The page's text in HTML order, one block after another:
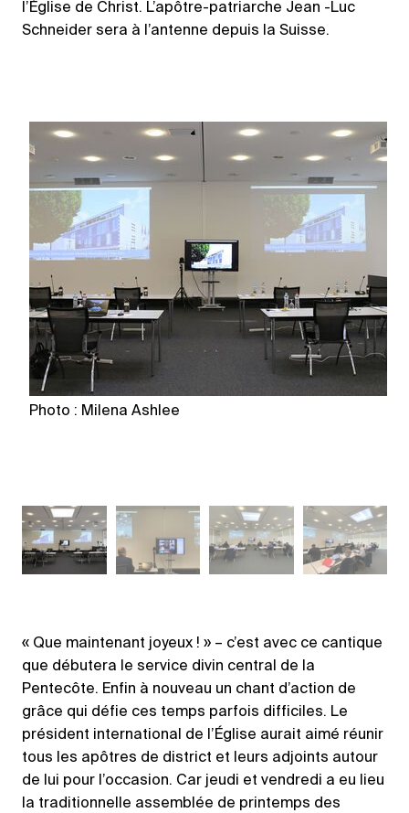
l’Église de Christ. L’apôtre-patriarche Jean -Luc
Schneider sera à l’antenne depuis la Suisse.
Photo : Milena Ashlee
« Que maintenant joyeux ! » – c’est avec ce cantique
que débutera le service divin central de la
Pentecôte. Enfin à nouveau un chant d’action de
grâce qui défie ces temps parfois difficiles. Le
président international de l’Église aurait aimé réunir
tous les apôtres de district et leurs adjoints autour
de lui pour l’occasion. Car jeudi et vendredi a eu lieu
la traditionnelle assemblée de printemps des